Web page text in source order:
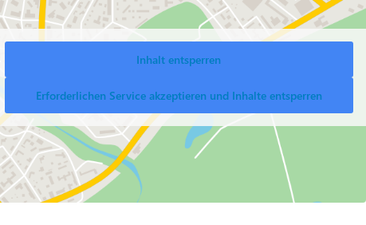
Inhalt entsperren
Erforderlichen Service akzeptieren und Inhalte entsperren